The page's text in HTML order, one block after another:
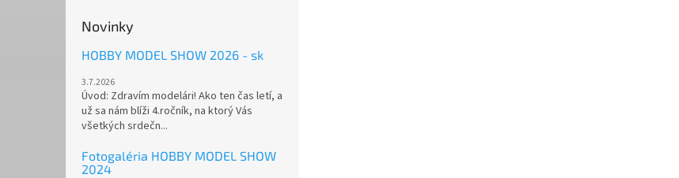
Novinky
HOBBY MODEL SHOW 2026 - sk
3.7.2026
Úvod: Zdravím modelári! Ako ten čas letí, a
už sa nám blíži 4.ročník, na ktorý Vás
všetkých srdečn...
Fotogaléria HOBBY MODEL SHOW
2024